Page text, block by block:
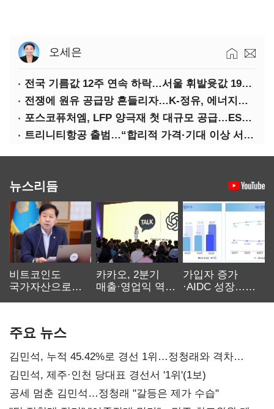
오세은
전국 기름값 12주 연속 하락…서울 휘발윳값 1909원
전쟁에 원유 공급망 흔들리자…K-정유, 에너지안보 핵심으로 재부상
포스코퓨처엠, LFP 양극재 첫 대규모 공급…ESS 시장 공략
트리니티항공 출범…“합리적 가격·기대 이상 서비스로 승부”
뉴스리듬
비트코인도
국가자산으로…'
카카오, 2분기
매출·영업익 역대
가입자 증가
·AIDC 성장…
주요 뉴스
김민석, 누적 45.42%로 경선 1위…정청래와 격차
0.86%p(2보)
김민석, 제주·인천 당대표 경선서 '1위'(1보)
공세 멈춘 김민석…정청래 "갈등은 제가 수습"